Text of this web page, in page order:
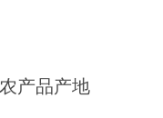
产品产地